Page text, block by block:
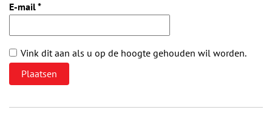
E-mail*
Vink dit aan als u op de hoogte gehouden wil worden.